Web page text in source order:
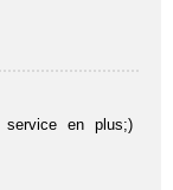
en plus;)